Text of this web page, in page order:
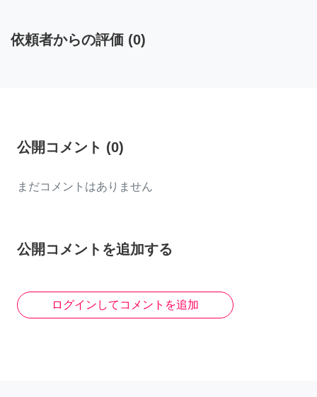
依頼者からの評価 (0)
公開コメント (0)
まだコメントはありません
公開コメントを追加する
ログインしてコメントを追加